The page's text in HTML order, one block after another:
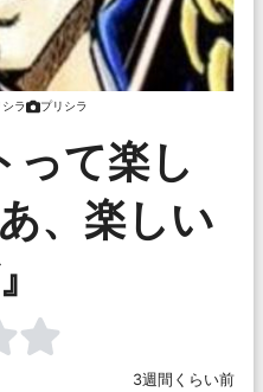
シラ プリシラ
って楽し
、楽しい
3週間くらい前